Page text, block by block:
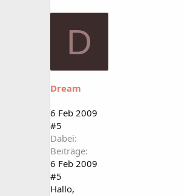
D
Dream
6 Feb 2009
#5
Dabei
Beiträge
6 Feb 2009
#5
Hallo,